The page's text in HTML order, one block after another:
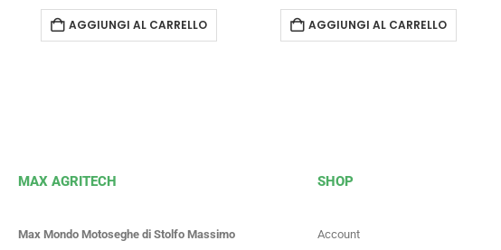
AGGIUNGI AL CARRELLO AGGIUNGI AL CARRELLO
MAX AGRITECH
Max Mondo Motoseghe di Stolfo Massimo
SHOP
Account